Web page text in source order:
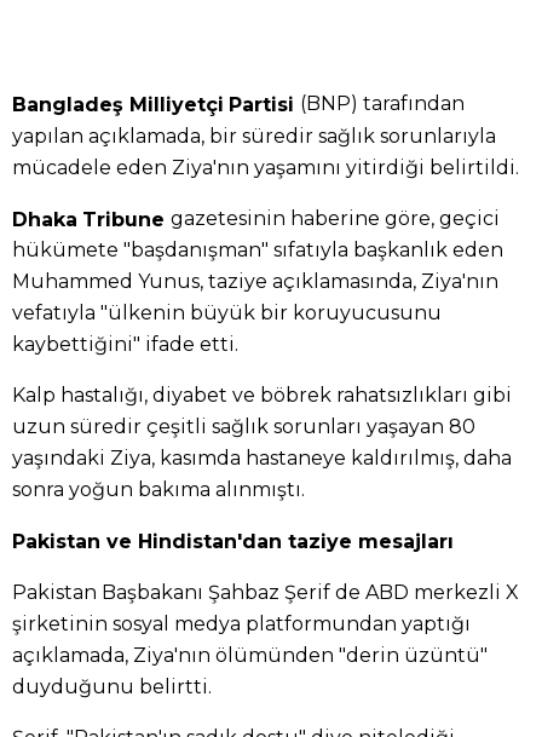
Bangladeş Milliyetçi Partisi (BNP) tarafından
yapılan açıklamada, bir süredir sağlık sorunlarıyla
mücadele eden Ziya'nın yaşamını yitirdiği belirtildi.
Dhaka Tribune gazetesinin haberine göre, geçici
hükümete "başdanışman" sıfatıyla başkanlık eden
Muhammed Yunus, taziye açıklamasında, Ziya'nın
vefatıyla "ülkenin büyük bir koruyucusunu
kaybettiğini" ifade etti.
Kalp hastalığı, diyabet ve böbrek rahatsızlıkları gibi
uzun süredir çeşitli sağlık sorunları yaşayan 80
yaşındaki Ziya, kasımda hastaneye kaldırılmış, daha
sonra yoğun bakıma alınmıştı.
Pakistan ve Hindistan'dan taziye mesajları
Pakistan Başbakanı Şahbaz Şerif de ABD merkezli X
şirketinin sosyal medya platformundan yaptığı
açıklamada, Ziya'nın ölümünden "derin üzüntü"
duyduğunu belirtti.